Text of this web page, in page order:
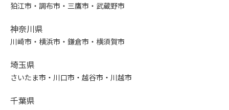
狛江市・調布市・三鷹市・武蔵野市
神奈川県
川崎市・横浜市・鎌倉市・横須賀市
埼玉県
さいたま市・川口市・越谷市・川越市
千葉県